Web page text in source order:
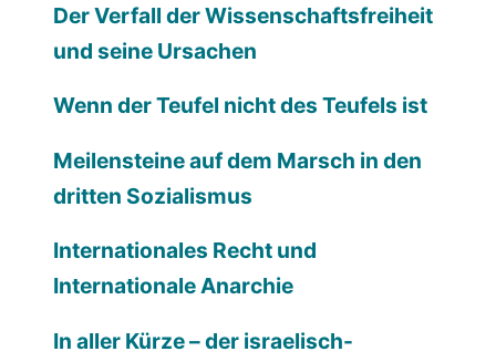
Der Verfall der Wissenschaftsfreiheit
und seine Ursachen
Wenn der Teufel nicht des Teufels ist
Meilensteine auf dem Marsch in den
dritten Sozialismus
Internationales Recht und
Internationale Anarchie
In aller Kürze – der israelisch-